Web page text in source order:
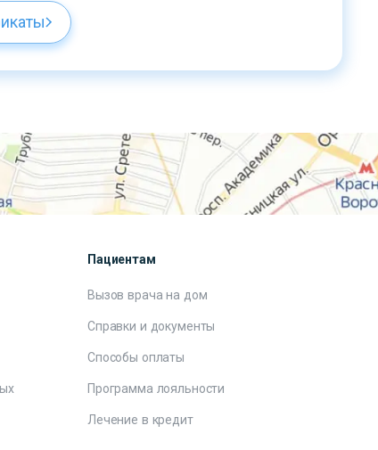
Пациентам
Вызов врача на дом
Справки и документы
Способы оплаты
Программа лояльности
Лечение в кредит